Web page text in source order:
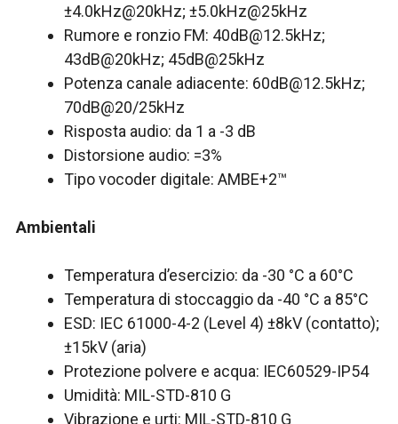
±4.0kHz@20kHz; ±5.0kHz@25kHz
Rumore e ronzio FM: 40dB@12.5kHz;
43dB@20kHz; 45dB@25kHz
Potenza canale adiacente: 60dB@12.5kHz;
70dB@20/25kHz
Risposta audio: da 1 a -3 dB
Distorsione audio: =3%
Tipo vocoder digitale: AMBE+2™
Ambientali
Temperatura d’esercizio: da -30 °C a 60°C
Temperatura di stoccaggio da -40 °C a 85°C
ESD: IEC 61000-4-2 (Level 4) ±8kV (contatto);
±15kV (aria)
Protezione polvere e acqua: IEC60529-IP54
Umidità: MIL-STD-810 G
Vibrazione e urti: MIL-STD-810 G